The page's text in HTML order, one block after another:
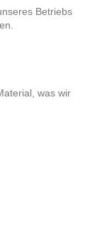
Betriebs
was wir